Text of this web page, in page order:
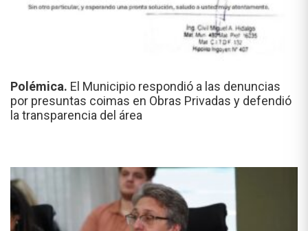
Polémica. El Municipio respondió a las denuncias
por presuntas coimas en Obras Privadas y defendió
la transparencia del área